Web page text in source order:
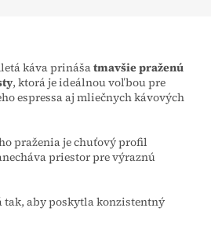
káva prinášatmavšie praženú
, ktorá je ideálnou voľbou pre
espressa aj mliečnych kávových
praženia je chuťový profil
priestor pre výraznú
tak, aby poskytla konzistentný